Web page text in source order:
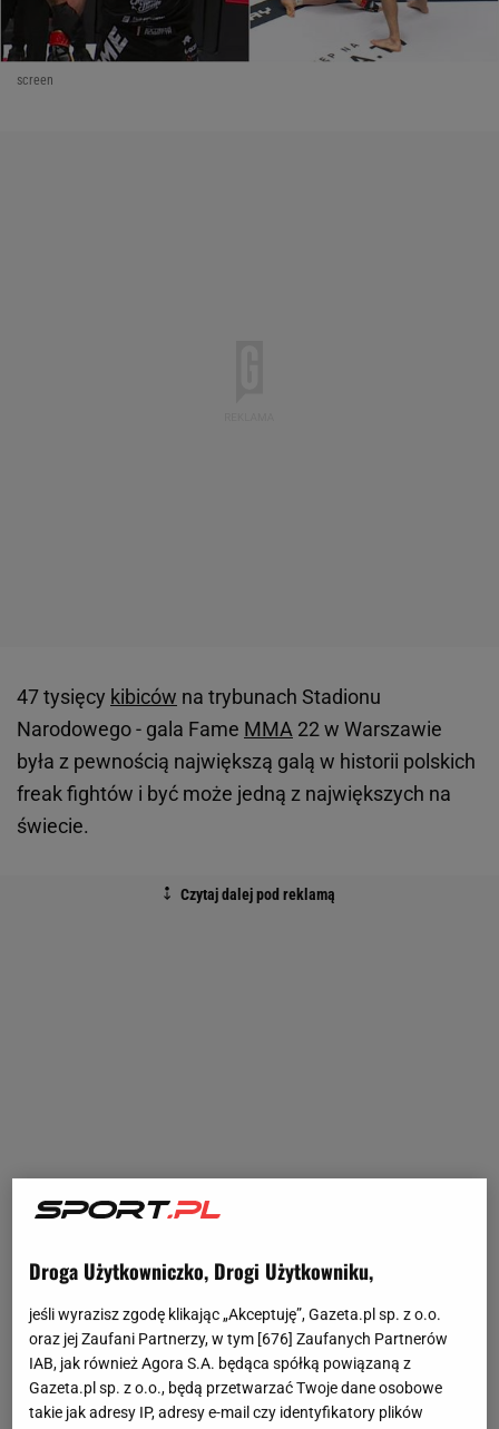
screen
47 tysięcy kibiców na trybunach Stadionu
Narodowego - gala Fame MMA 22 w Warszawie
była z pewnością największą galą w historii polskich
freak fightów i być może jedną z największych na
świecie.
Droga Użytkowniczko, Drogi Użytkowniku,
jeśli wyrazisz zgodę klikając „Akceptuję”, Gazeta.pl sp. z o.o.
oraz jej Zaufani Partnerzy, w tym [676] Zaufanych Partnerów
IAB, jak również Agora S.A. będąca spółką powiązaną z
Gazeta.pl sp. z o.o., będą przetwarzać Twoje dane osobowe
takie jak adresy IP, adresy e-mail czy identyfikatory plików